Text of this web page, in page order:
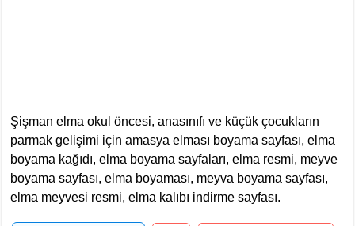
Şişman elma okul öncesi, anasınıfı ve küçük çocukların
parmak gelişimi için amasya elması boyama sayfası, elma
boyama kağıdı, elma boyama sayfaları, elma resmi, meyve
boyama sayfası, elma boyaması, meyva boyama sayfası,
elma meyvesi resmi, elma kalıbı indirme sayfası.